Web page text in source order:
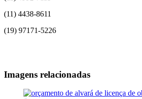
(11) 4438-8611
(19) 97171-5226
Imagens relacionadas